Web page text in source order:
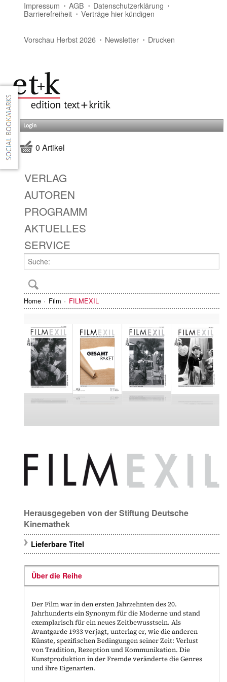
Impressum AGB Datenschutzerklärung
Barrierefreiheit Verträge hier kündigen
Vorschau Herbst 2026 Newsletter Drucken
Login
0 Artikel
VERLAG
AUTOREN
PROGRAMM
AKTUELLES
SERVICE
Home Film FILMEXIL
Herausgegeben von der Stiftung Deutsche
Kinemathek
Lieferbare Titel
Über die Reihe
Der Film war in den ersten Jahrzehnten des 20.
Jahrhunderts ein Synonym für die Moderne und stand
exemplarisch für ein neues Zeitbewusstsein. Als
Avantgarde 1933 verjagt, unterlag er, wie die anderen
Künste, spezifischen Bedingungen seiner Zeit: Verlust
von Tradition, Rezeption und Kommunikation. Die
Kunstproduktion in der Fremde veränderte die Genres
und ihre Eigenarten.